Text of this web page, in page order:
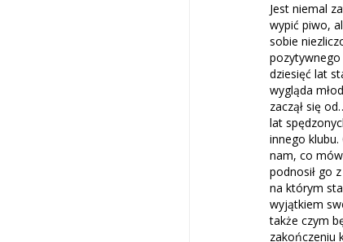
Jest niemal
wypić piwo,
sobie
dziesięć lat
wygląda
zaczął się
lat
innego klubu.
nam, co
podnosił go
na którym
wyjątkiem
także czym
zakończeniu